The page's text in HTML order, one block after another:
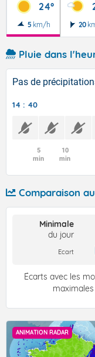
24°
5 km/h 20
Pluie dans
Pas de
14 : 40
5
min
10
min
Comparaison
Minimale
du jour
Ecart
Écarts avec les
ANIMATION RADAR